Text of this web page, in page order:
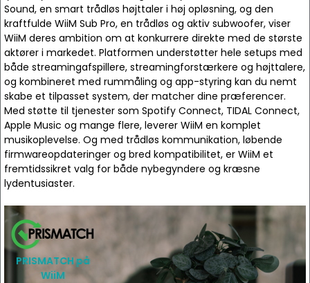
Sound, en smart trådløs højttaler i høj opløsning, og den
kraftfulde WiiM Sub Pro, en trådløs og aktiv subwoofer, viser
WiiM deres ambition om at konkurrere direkte med de største
aktører i markedet. Platformen understøtter hele setups med
både streamingafspillere, streamingforstærkere og højttalere,
og kombineret med rummåling og app-styring kan du nemt
skabe et tilpasset system, der matcher dine præferencer.
Med støtte til tjenester som Spotify Connect, TIDAL Connect,
Apple Music og mange flere, leverer WiiM en komplet
musikoplevelse. Og med trådløs kommunikation, løbende
firmwareopdateringer og bred kompatibilitet, er WiiM et
fremtidssikret valg for både nybegyndere og kræsne
lydentusiaster.
PRISMATCH på
WiiM